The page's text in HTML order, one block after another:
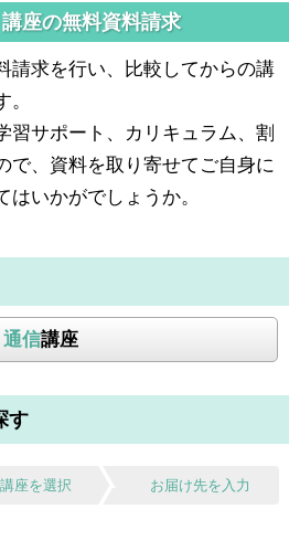
座の無料資料請求
請求を行い、比較してからの講
習サポート、カリキュラム、割
で、資料を取り寄せてご自身に
はいかがでしょうか。
通信講座
す
講座を選択 お届け先を入力